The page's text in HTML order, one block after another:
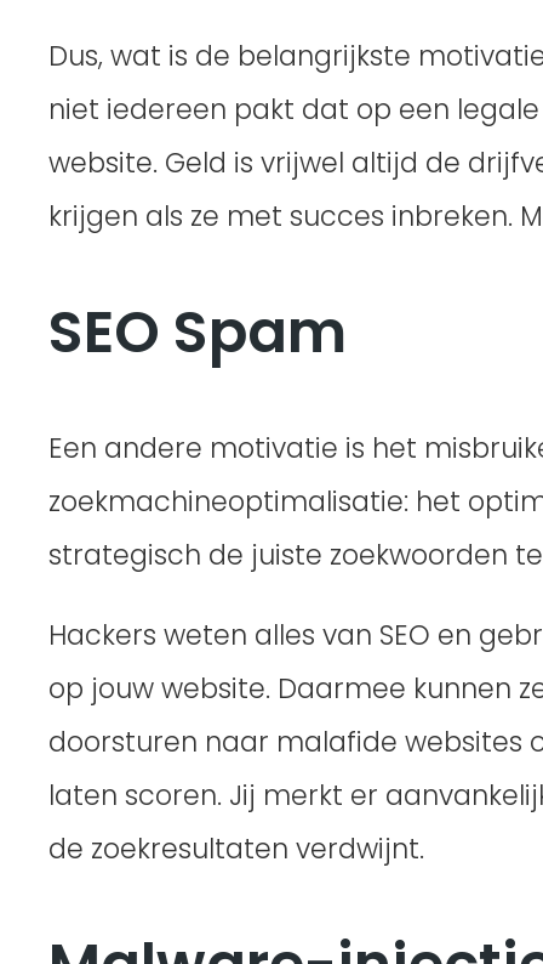
Dus, wat is de belangrijkste
niet iedereen pakt dat op een
website. Geld is vrijwel altijd de
krijgen als ze met succes inbreken.
SEO Spam
Een andere motivatie is het
zoekmachineoptimalisatie: het
strategisch de juiste zoekwoorden
Hackers weten alles van SEO en
op jouw website. Daarmee kunnen
doorsturen naar malafide websites
laten scoren. Jij merkt er
de zoekresultaten verdwijnt.